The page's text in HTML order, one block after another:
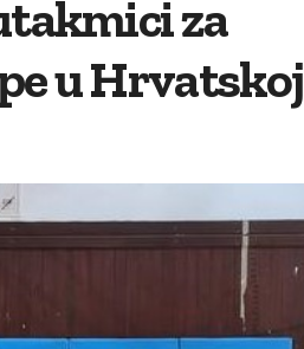
za
u Hrvatskoj